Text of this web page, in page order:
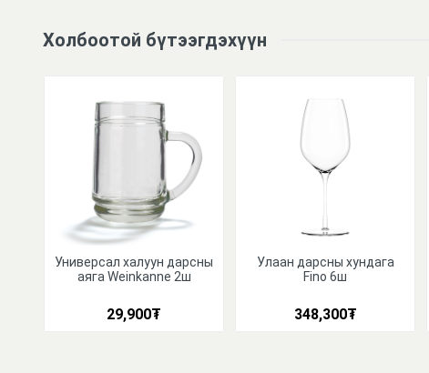
Холбоотой бүтээгдэхүүн
Универсал халуун дарсны
аяга Weinkanne 2ш
29,900₮
Улаан дарсны хундага
Fino 6ш
348,300₮